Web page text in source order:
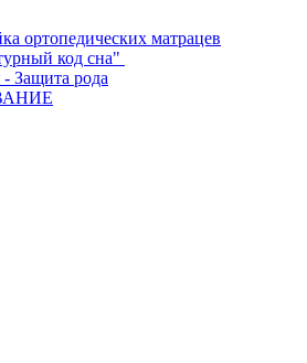
ортопедических матрацев
код сна"
Защита рода